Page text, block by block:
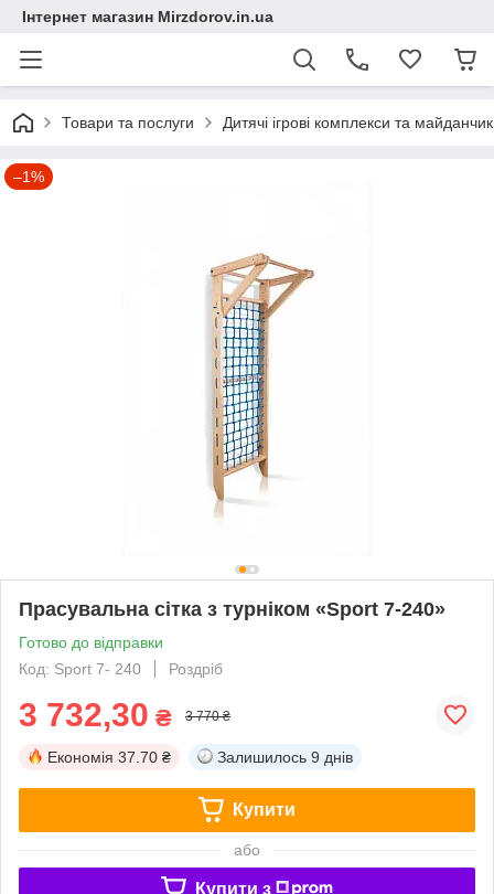
Інтернет магазин Mirzdorov.in.ua
Товари та послуги Дитячі ігрові комплекси та
–1%
Прасувальна сітка з турніком «Sport 7-240»
Готово до відправки
Код: Sport 7- 240
Роздріб
3 732,30 ₴ 3 770 ₴
Економія 37.70 ₴ Залишилось 9 днів
Купити
або
Купити з